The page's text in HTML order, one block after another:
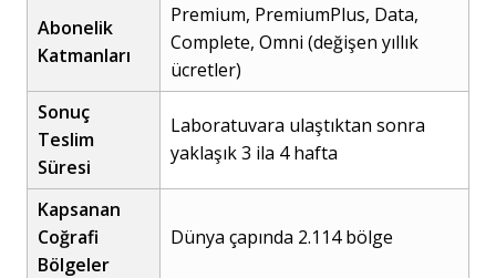
Abonelik
Katmanları
Premium, PremiumPlus, Data,
Complete, Omni (değişen yıllık
ücretler)
Sonuç
Teslim
Süresi
Laboratuvara ulaştıktan sonra
yaklaşık 3 ila 4 hafta
Kapsanan
Coğrafi
Bölgeler
Dünya çapında 2.114 bölge